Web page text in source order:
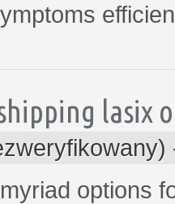
lasix
options